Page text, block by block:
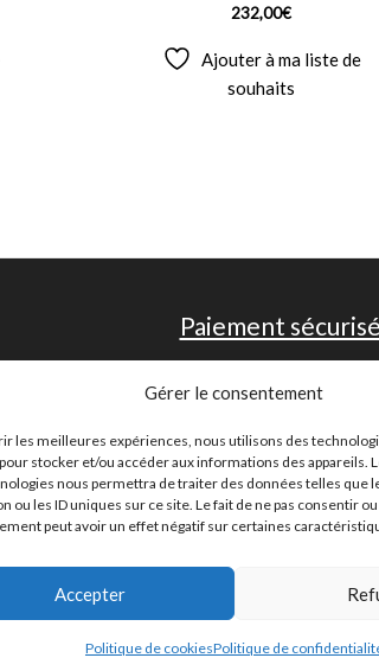
Gérer le consentement
les meilleures expériences, nous utilisons des
stocker et/ou accéder aux informations des appareils.
nous permettra de traiter des données telles que
ou les ID uniques sur ce site. Le fait de ne pas consentir
peut avoir un effet négatif sur certaines
Accepter
Politique de cookiesPolitique de
232,00€
Ajouter à ma liste de
souhaits
Paiement sécurisé